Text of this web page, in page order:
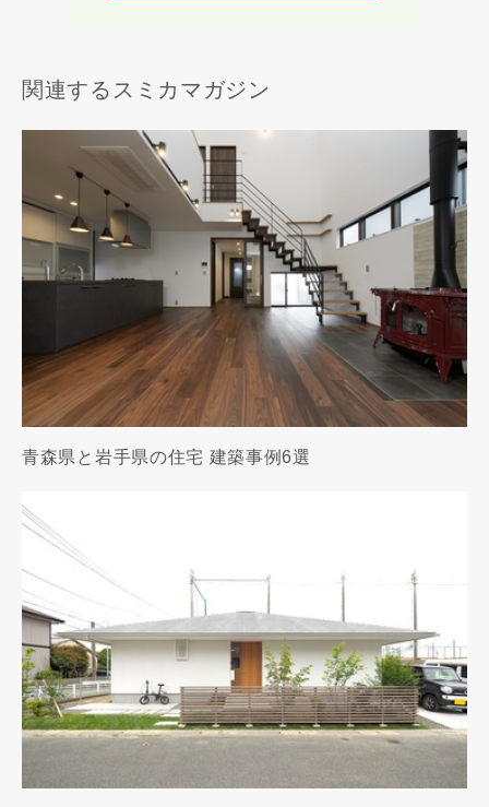
関連するスミカマガジン
青森県と岩手県の住宅 建築事例6選